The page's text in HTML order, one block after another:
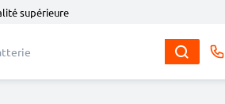
supérieure